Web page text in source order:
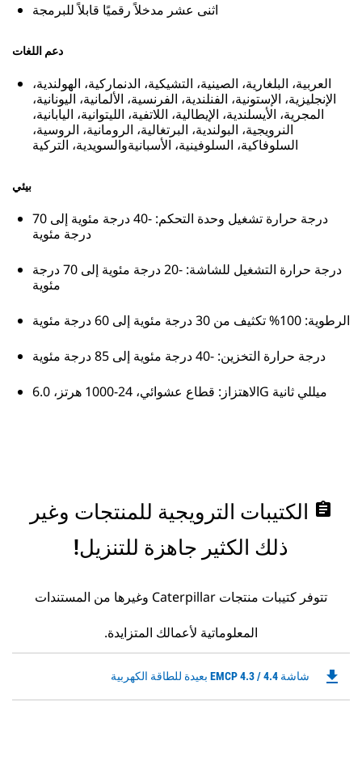
اثنى عشر مدخلاً رقميًا قابلاً للبرمجة
دعم اللغات
العربية، البلغارية، الصينية، التشيكية، الدنماركية، الهولندية،
الإنجليزية، الإستونية، الفنلندية، الفرنسية، الألمانية، اليونانية،
المجرية، الأيسلندية، الإيطالية، اللاتفية، الليتوانية، اليابانية،
النرويجية، البولندية، البرتغالية، الرومانية، الروسية،
السلوفاكية، السلوفينية، الأسبانيةوالسويدية، التركية
بيئي
درجة حرارة تشغيل وحدة التحكم: -40 درجة مئوية إلى 70
درجة مئوية
درجة حرارة التشغيل للشاشة: -20 درجة مئوية إلى 70 درجة
مئوية
الرطوية: 100% تكثيف من 30 درجة مئوية إلى 60 درجة مئوية
درجة حرارة التخزين: -40 درجة مئوية إلى 85 درجة مئوية
الاهتزاز: قطاع عشوائي، 24-1000 هرتز، 6.0G ميللي ثانية
assignment الكتيبات الترويجية للمنتجات وغير
ذلك الكثير جاهزة للتنزيل!
تتوفر كتيبات منتجات Caterpillar وغيرها من المستندات
المعلوماتية لأعمالك المتزايدة.
شاشة EMCP 4.3 / 4.4 بعيدة للطاقة الكهربية
Downloadable
file_download